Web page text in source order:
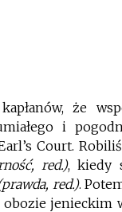
że
i
Court.
red.), kiedy
red.).
jenieckim